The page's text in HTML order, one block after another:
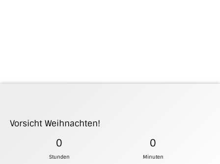
Vorsicht Weihnachten!
0
Stunden
0
Minuten